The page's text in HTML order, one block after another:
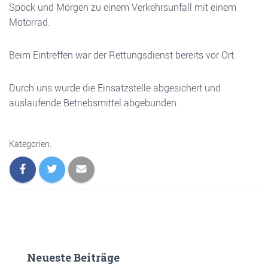
Spöck und Mörgen zu einem Verkehrsunfall mit einem
Motorrad.
Beim Eintreffen war der Rettungsdienst bereits vor Ort.
Durch uns wurde die Einsatzstelle abgesichert und
auslaufende Betriebsmittel abgebunden.
Kategorien:
Neueste Beiträge